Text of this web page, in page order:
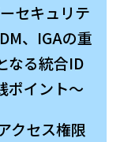
セキュリテ
、IGAの重
なる統合ID
ポイント～
クセス権限